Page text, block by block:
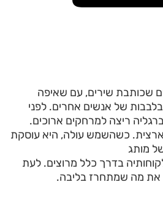
שכותבת שירים, עם שאיפה
של אנשים אחרים. לפני
ריצה למרחקים ארוכים.
כשהשמש עולה, היא עוסקת
מותג
בדרך כלל מרוצים. לעת
את מה שמתחרז בליבה.